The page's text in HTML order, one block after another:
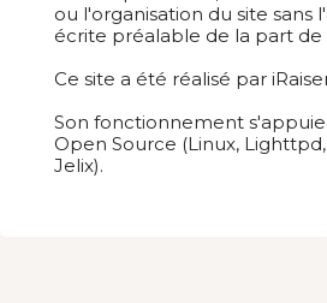
ou l'organisation du site sans
écrite préalable de la part de
Ce site a été réalisé par
Son fonctionnement s'appuie
Open Source (Linux, Lighttpd,
Jelix).